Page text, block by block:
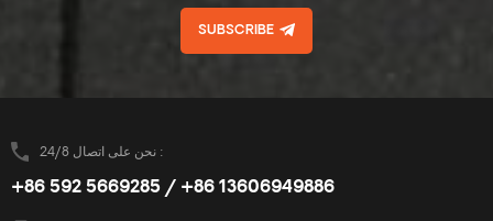
SUBSCRIBE
نحن على اتصال 24/8 :
+86 592 5669285 / +86 13606949886